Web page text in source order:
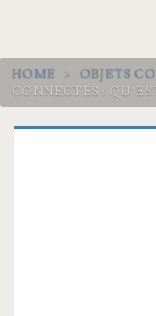
HOME > OBJETS
CONNECTÉS :